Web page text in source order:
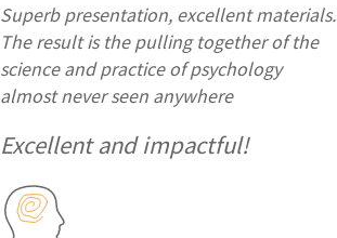
Superb presentation, excellent materials.
The result is the pulling together of the
science and practice of psychology
almost never seen anywhere
Excellent and impactful!